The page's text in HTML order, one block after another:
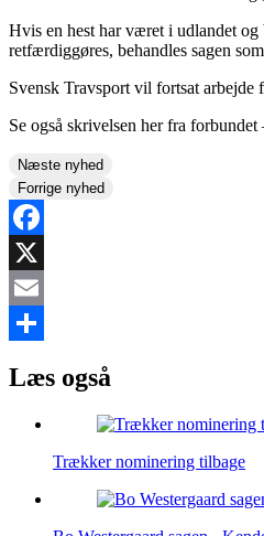
Hvis en hest har været i udlandet
retfærdiggøres, behandles sagen
Svensk Travsport vil fortsat
Se også skrivelsen her fra forbundet
Næste nyhed
Forrige nyhed
Facebook
X
Email
Læs også
Trækker nominering tilbage